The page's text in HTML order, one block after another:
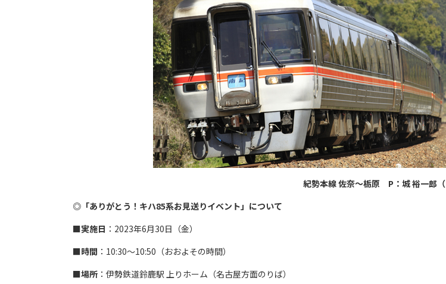
紀勢本線 佐奈～栃原 P： 城 裕一郎
◎「ありがとう！キハ85系お見送りイベント」について
■実施日 ：2023年6月30日（金）
■時間 ：10:30～10:50（おおよその時間）
■場所 ：伊勢鉄道鈴鹿駅 上りホーム（名古屋方面のりば）